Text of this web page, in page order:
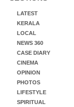
LATEST
KERALA
LOCAL
NEWS 360
CASE DIARY
CINEMA
OPINION
PHOTOS
LIFESTYLE
SPIRITUAL